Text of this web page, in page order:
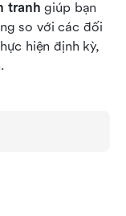
tranh giúp bạn
so với các đối
hiện định kỳ,